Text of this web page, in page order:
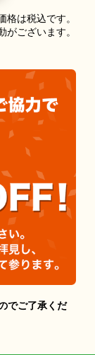
格は税込です。
ございます。
でご了承くだ